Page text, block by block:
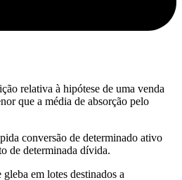
relativa à hipótese de uma venda
que a média de absorção pelo
conversão de determinado ativo
de determinada dívida.
em lotes destinados a